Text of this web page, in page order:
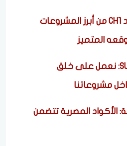
رئيس «SUD»: كمبوند CH1 من أبرز المشروعات
المتميز
الرئيس التنفيذي لـSUD: نعمل على خلق
مشروعاتنا
الأكواد المصرية تتضمن